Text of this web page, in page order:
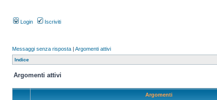
Login Iscriviti
Messaggi senza risposta | Argomenti attivi
Indice
Argomenti attivi
Argomenti